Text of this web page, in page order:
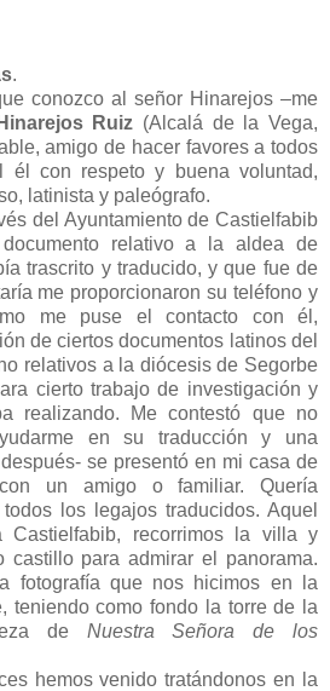
.
conozco al señor Hinarejos –me
Ruiz (Alcalá de la Vega,
amigo de hacer favores a todos
él con respeto y buena voluntad,
latinista y paleógrafo.
del Ayuntamiento de Castielfabib
relativo a la aldea de
trascrito y traducido, y que fue de
me proporcionaron su teléfono y
me puse el contacto con él,
de ciertos documentos latinos del
relativos a la diócesis de Segorbe
cierto trabajo de investigación y
realizando. Me contestó que no
en su traducción y una
se presentó en mi casa de
un amigo o familiar. Quería
los legajos traducidos. Aquel
Castielfabib, recorrimos la villa y
castillo para admirar el panorama.
fotografía que nos hicimos en la
teniendo como fondo la torre de la
de Nuestra Señora de los
hemos venido tratándonos en la